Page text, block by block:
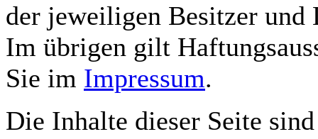
der jeweiligen Besitzer und
Im übrigen gilt
Sie im Impressum.
Die Inhalte dieser Seite